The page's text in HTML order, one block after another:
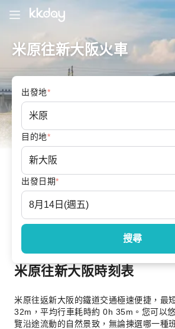
米原往新大阪火車
出發地*
目的地*
出發日期*
搜尋
米原往新大阪時刻表
米原往返新大阪的鐵道交通極速便捷，最
32m，平均行車耗時約 0h 35m。您可以
覽沿途流動的自然景致，無論揀選哪一種